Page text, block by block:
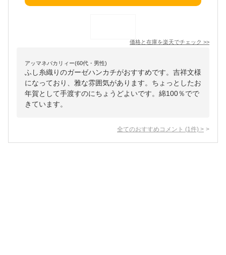
価格と在庫を楽天でチェック >>
アッマネバカリィー(60代・男性)
ふし糸織りのガーゼハンカチがおすすめです。吉祥文様
になっており、雅な雰囲気があります。ちょっとしたお
年賀として手渡すのにちょうどよいです。綿100％でで
きています。
全てのおすすめコメント (1 件) >